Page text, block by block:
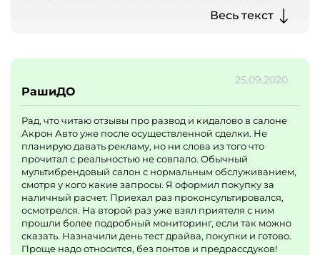
Весь текст
25.09.2020
РашиДО
Рад, что читаю отзывы про развод и кидалово в салоне
Акрон Авто уже после осуществленной сделки. Не
планирую давать рекламу, но ни слова из того что
прочитал с реальностью не совпало. Обычный
мультибрендовый салон с нормальным обслуживанием,
смотря у кого какие запросы. Я оформил покупку за
наличный расчет. Приехал раз проконсультировался,
осмотрелся. На второй раз уже взял приятеля с ним
прошли более подробный мониторинг, если так можно
сказать. Назначили день тест драйва, покупки и готово.
Проще надо относится, без понтов и предрассдуков!